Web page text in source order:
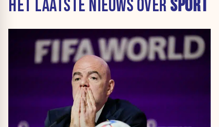
HET LAATSTE NIEUWS OVER SPORT